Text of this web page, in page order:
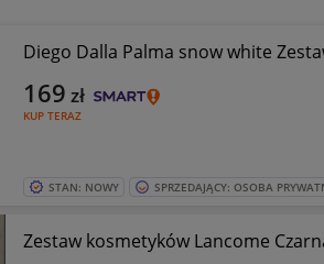
Diego Dalla Palma snow white
KUP TERAZ
169 zł
STAN: NOWY SPRZEDAJĄCY: OSOBA
Zestaw kosmetyków Lancome